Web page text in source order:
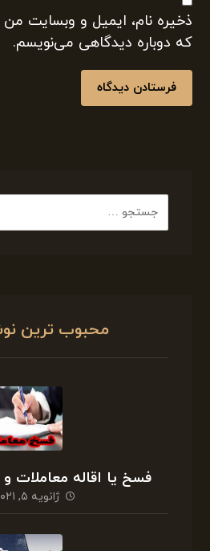
ذخیره نام، ایمیل و وبسایت من
که دوباره دیدگاهی می‌نویسم.
فرستادن دیدگاه
محبوب ترین
فسخ یا اقاله معاملات
ژانویه ۵, ۲۰۲۱